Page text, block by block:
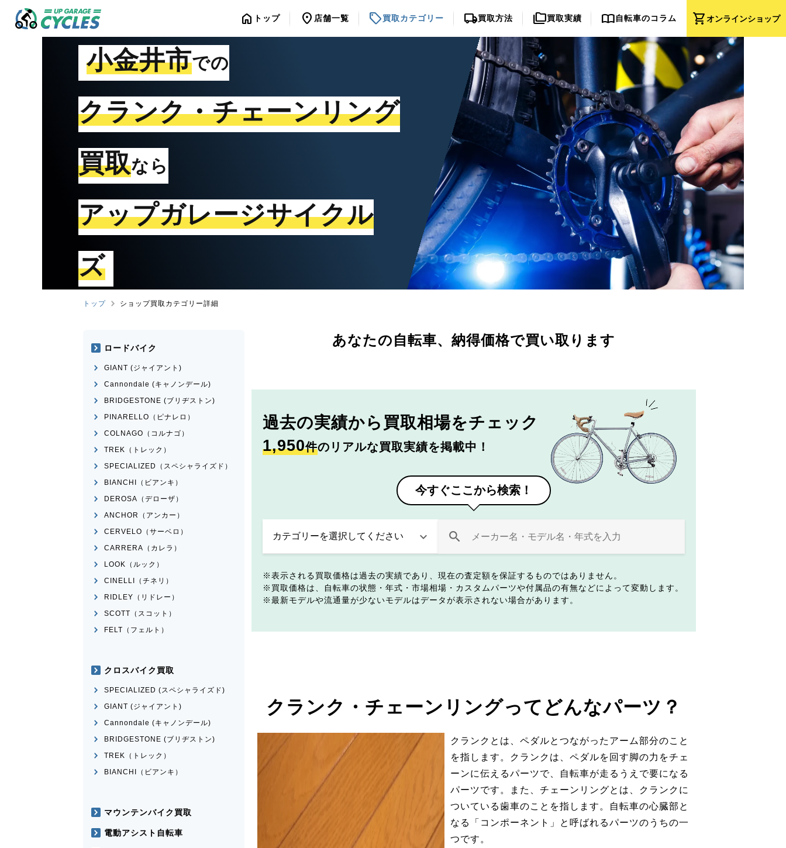
shopping_cartオンラインショップ
home トップ location_on 店舗一覧 sell買取カテゴリー local_shipping買取方法 folder_copy買取実績 import_contacts自転車のコラム
小金井市での
クランク・チェーンリング
買取なら
アップガレージサイクル
ズ
トップ ショップ買取カテゴリー詳細
あなたの自転車、 納得価格で買い取ります
過去の実績から 買取相場をチェック
1,950件のリアルな買取実績を掲載中！
今すぐここから検索！
表示される買取価格は過去の実績であり、現在の査定額を保証するものではありません。
買取価格は、自転車の状態・年式・市場相場・カスタムパーツや付属品の有無などによって変動します。
最新モデルや流通量が少ないモデルはデータが表示されない場合があります。
クランク・チェーンリングってどんなパーツ？
クランクとは、ペダルとつながったアーム部分のこと
を指します。クランクは、ペダルを回す脚の力をチェ
ーンに伝えるパーツで、自転車が走るうえで要になる
パーツです。また、チェーンリングとは、クランクに
ついている歯車のことを指します。自転車の心臓部と
なる「コンポーネント」と呼ばれるパーツのうちの一
つです。
ロードバイク
GIANT (ジャイアント)
Cannondale (キャノンデール)
BRIDGESTONE (ブリヂストン)
PINARELLO（ピナレロ）
COLNAGO（コルナゴ）
TREK（トレック）
SPECIALIZED（スペシャライズド）
BIANCHI（ビアンキ）
DEROSA（デローザ）
ANCHOR（アンカー）
CERVELO（サーベロ）
CARRERA（カレラ）
LOOK（ルック）
CINELLI（チネリ）
RIDLEY（リドレー）
SCOTT（スコット）
FELT（フェルト）
クロスバイク買取
SPECIALIZED (スペシャライズド)
GIANT (ジャイアント)
Cannondale (キャノンデール)
BRIDGESTONE (ブリヂストン)
TREK（トレック）
BIANCHI（ビアンキ）
マウンテンバイク買取
電動アシスト自転車